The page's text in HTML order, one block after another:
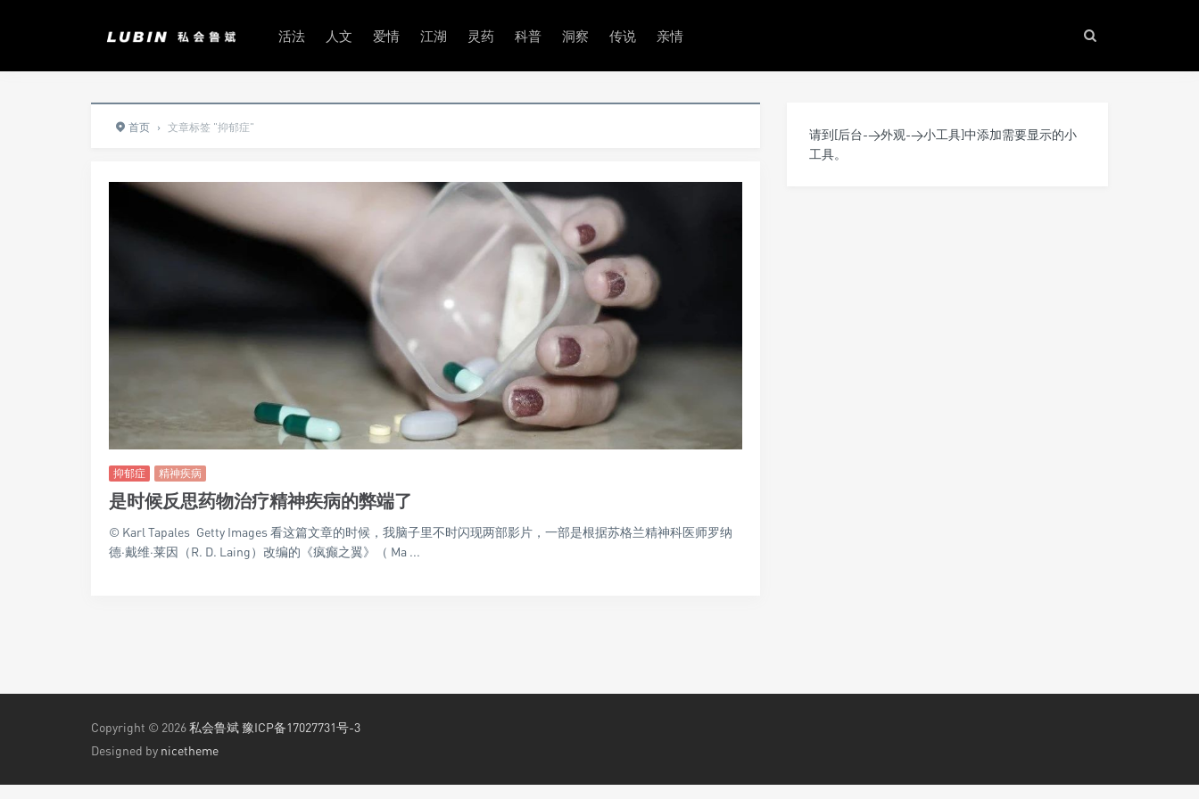
活法 人文 爱情 江湖 灵药 科普 洞察 传说 亲情
首页 › 文章标签 "抑郁症"
抑郁症 精神疾病
是时候反思药物治疗精神疾病的弊端了
© Karl Tapales Getty Images 看这篇文章的时候，我脑子里不时闪现两部影片，一部是根据苏格兰精神科医师罗纳
德·戴维·莱因（R. D. Laing）改编的《疯癫之翼》（ Ma ...
请到[后台->外观->小工具]中添加需要显示的小
工具。
Copyright © 2026私会鲁斌豫ICP备17027731号-3
Designed by nicetheme